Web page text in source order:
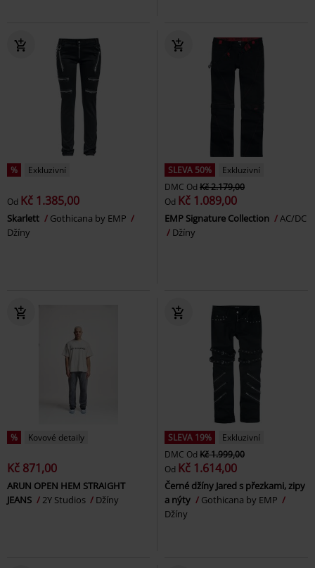
% Exkluzivní
Od Kč 1.385,00
Skarlett
Gothicana by EMP
Džíny
SLEVA 50%
Exkluzivní
DMC Od Kč 2.179,00
Od Kč 1.089,00
EMP Signature Collection
AC/DC
Džíny
% Kovové detaily
Kč 871,00
ARUN OPEN HEM STRAIGHT
JEANS
2Y Studios Džíny
SLEVA 19%
Exkluzivní
DMC Od Kč 1.999,00
Od Kč 1.614,00
Černé džíny Jared s přezkami, zipy
a nýty
Gothicana by EMP
Džíny